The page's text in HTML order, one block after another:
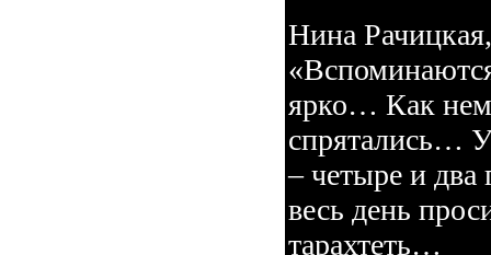
Нина
ярко… Как
спрятались…
– четыре и два
весь день
тарахтеть…